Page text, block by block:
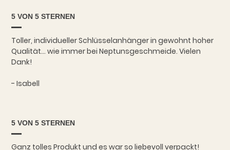
5 VON 5 STERNEN
Toller, individueller Schlüsselanhänger in gewohnt hoher
Qualität... wie immer bei Neptunsgeschmeide. Vielen
Dank!
- Isabell
5 VON 5 STERNEN
Ganz tolles Produkt und es war so liebevoll verpackt!